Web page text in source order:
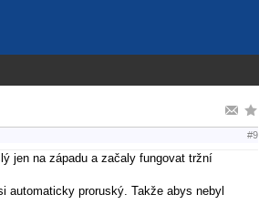
#9
jen na západu a začaly fungovat tržní
automaticky proruský. Takže abys nebyl